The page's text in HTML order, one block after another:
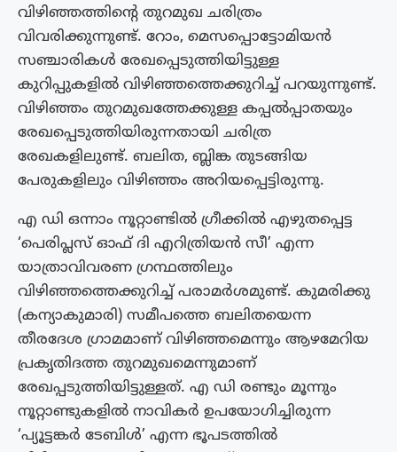
വിഴിഞ്ഞത്തിന്റെ തുറമുഖ ചരിത്രം
വിവരിക്കുന്നുണ്ട്. റോം, മെസപ്പൊട്ടോമിയൻ
സഞ്ചാരികൾ രേഖപ്പെടുത്തിയിട്ടുള്ള
കുറിപ്പുകളിൽ വിഴിഞ്ഞത്തെക്കുറിച്ച് പറയുന്നുണ്ട്.
വിഴിഞ്ഞം തുറമുഖത്തേക്കുള്ള കപ്പൽപ്പാതയും
രേഖപ്പെടുത്തിയിരുന്നതായി ചരിത്ര
രേഖകളിലുണ്ട്. ബലിത, ബ്ലിങ്ക തുടങ്ങിയ
പേരുകളിലും വിഴിഞ്ഞം അറിയപ്പെട്ടിരുന്നു.
എ ഡി ഒന്നാം നൂറ്റാണ്ടിൽ ഗ്രീക്കിൽ എഴുതപ്പെട്ട
‘പെരിപ്ലസ് ഓഫ് ദി എറിത്രിയൻ സീ’ എന്ന
യാത്രാവിവരണ ഗ്രന്ഥത്തിലും
വിഴിഞ്ഞത്തെക്കുറിച്ച് പരാമർശമുണ്ട്. കുമരിക്കു
(കന്യാകുമാരി) സമീപത്തെ ബലിതയെന്ന
തീരദേശ ഗ്രാമമാണ് വിഴിഞ്ഞമെന്നും ആഴമേറിയ
പ്രകൃതിദത്ത തുറമുഖമെന്നുമാണ്
രേഖപ്പടുത്തിയിട്ടുള്ളത്. എ ഡി രണ്ടും മൂന്നും
നൂറ്റാണ്ടുകളിൽ നാവികർ ഉപയോഗിച്ചിരുന്ന
‘പ്യൂട്ടങ്കർ ടേബിൾ’ എന്ന ഭൂപടത്തിൽ